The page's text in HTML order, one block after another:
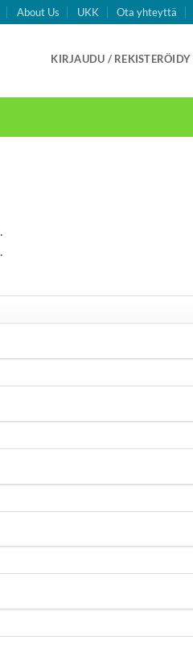
About Us UKK Ota yhteyttä
KIRJAUDU / REKISTERÖIDY